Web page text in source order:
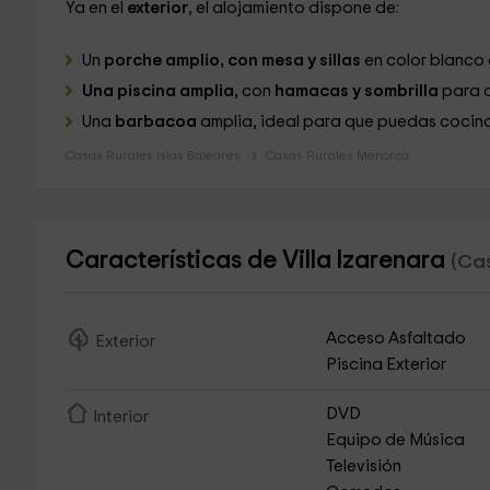
Ya en el exterior, el alojamiento dispone de:
Un porche amplio, con mesa y sillas en color blanco
Una piscina amplia, con hamacas y sombrilla para
Una barbacoa amplia, ideal para que puedas
Casas Rurales Islas Baleares Casas Rurales Menorca
Características de Villa Izarenara
Exterior
Acceso Asfaltado
Piscina Exterior
Interior
DVD
Equipo de Música
Televisión